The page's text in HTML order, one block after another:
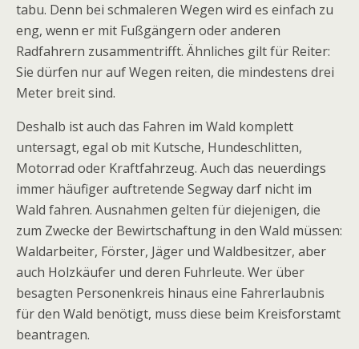
tabu. Denn bei schmaleren Wegen wird es einfach zu
eng, wenn er mit Fußgängern oder anderen
Radfahrern zusammentrifft. Ähnliches gilt für Reiter:
Sie dürfen nur auf Wegen reiten, die mindestens drei
Meter breit sind.
Deshalb ist auch das Fahren im Wald komplett
untersagt, egal ob mit Kutsche, Hundeschlitten,
Motorrad oder Kraftfahrzeug. Auch das neuerdings
immer häufiger auftretende Segway darf nicht im
Wald fahren. Ausnahmen gelten für diejenigen, die
zum Zwecke der Bewirtschaftung in den Wald müssen:
Waldarbeiter, Förster, Jäger und Waldbesitzer, aber
auch Holzkäufer und deren Fuhrleute. Wer über
besagten Personenkreis hinaus eine Fahrerlaubnis
für den Wald benötigt, muss diese beim Kreisforstamt
beantragen.